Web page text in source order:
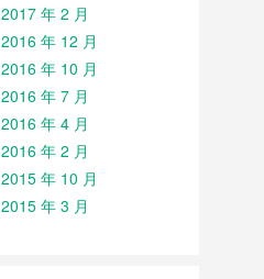
2017 年 2 月
2016 年 12 月
2016 年 10 月
2016 年 7 月
2016 年 4 月
2016 年 2 月
2015 年 10 月
2015 年 3 月